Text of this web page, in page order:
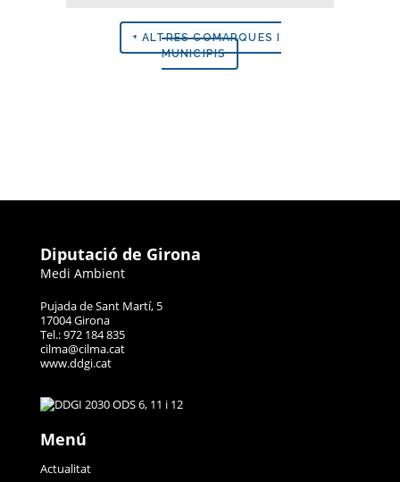
+ ALTRES COMARQUES I
MUNICIPIS
Diputació de Girona
Medi Ambient
Pujada de Sant Martí, 5
17004 Girona
Tel.: 972 184 835
cilma@cilma.cat
www.ddgi.cat
Menú
Actualitat